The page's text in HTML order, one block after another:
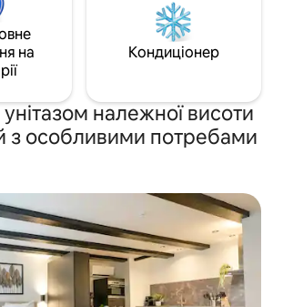
на
Кондиціонер
належної висоти
з особливими потребами